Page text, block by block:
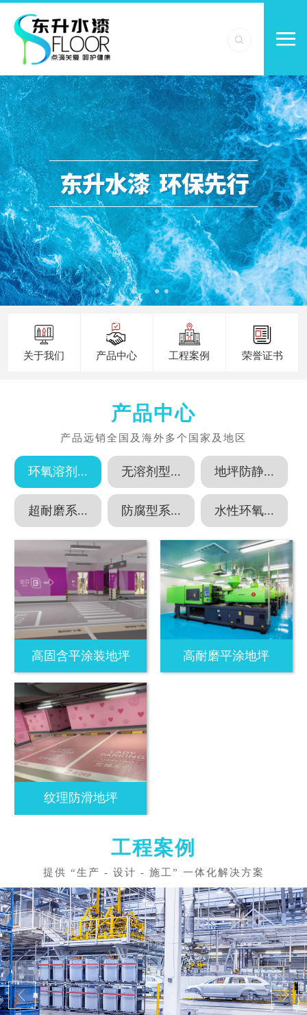
关于我们 产品中心 工程案例 荣誉证书
产品中心
环氧溶剂... 无溶剂型... 地坪防静...
超耐磨系... 防腐型系... 水性环氧...
高固含平涂装地坪 高耐磨平涂地坪
纹理防滑地坪
工程案例